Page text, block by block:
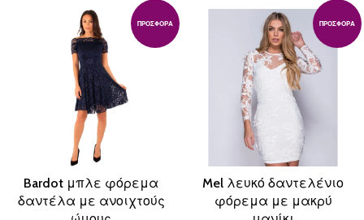
Plus
ΠΡΟΣΦΟΡΆ
Bardot μπλε φόρεμα
δαντέλα με ανοιχτούς
ΠΡΟΣΦΟΡΆ
Mel λευκό δαντελένιο
φόρεμα με μακρύ